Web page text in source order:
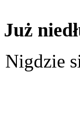
Już
Nigdzie